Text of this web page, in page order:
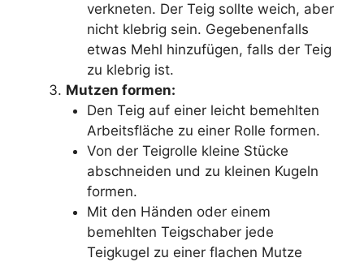
verkneten. Der Teig sollte weich, aber
nicht klebrig sein. Gegebenenfalls
etwas Mehl hinzufügen, falls der Teig
zu klebrig ist.
Mutzen formen:
Den Teig auf einer leicht bemehlten
Arbeitsfläche zu einer Rolle formen.
Von der Teigrolle kleine Stücke
abschneiden und zu kleinen Kugeln
formen.
Mit den Händen oder einem
bemehlten Teigschaber jede
Teigkugel zu einer flachen Mutze